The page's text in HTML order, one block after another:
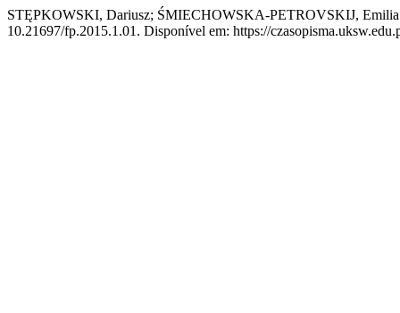
STĘPKOWSKI, Dariusz; ŚMIECHOWSKA-PETROVSKIJ,
10.21697/fp.2015.1.01. Disponível em: https://